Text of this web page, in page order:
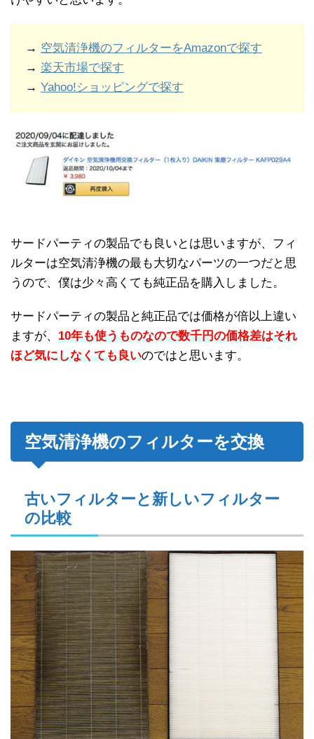
→ 空気清浄機のフィルターをAmazonで探す
→ 楽天市場で探す
→ Yahoo!ショッピングで探す
サードパーティの製品でも良いとは思いますが、フィ
ルターは空気清浄機の最も大切なパーツの一つだと思
うので、僕は少々高くても純正品を購入しました。
サードパーティの製品と純正品では価格が倍以上違い
ますが、 10年も使うものなので数千円の価格差はそれ
ほど気にしなくても良いのではと思います。
空気清浄機のフィルターを交換
古いフィルターと新しいフィルター
の比較